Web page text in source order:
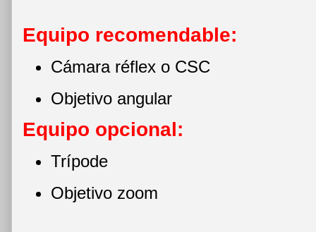
Equipo recomendable:
Cámara réflex o CSC
Objetivo angular
Equipo opcional:
Trípode
Objetivo zoom